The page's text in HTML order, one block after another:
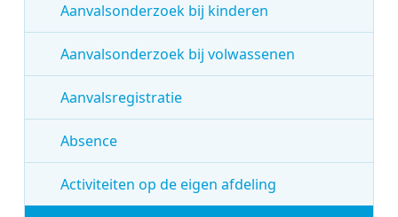
Aanvalsonderzoek bij kinderen
Aanvalsonderzoek bij volwassenen
Aanvalsregistratie
Absence
Activiteiten op de eigen afdeling